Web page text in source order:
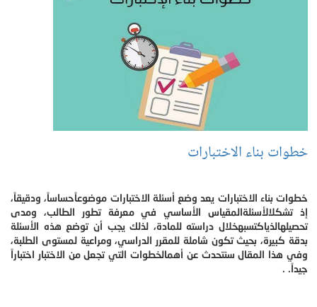
خطوات بناء الاختبارات
خطوات بناء الاختبارات يعد وضع أسئلة الاختبارات موضوعاًحساساً، ودقيقاً،
إذ تشكلالأسئلةالمقياس الأساسي في معرفة تطور الطالب، ومدى
تحصيلهالذياكتسبهخلال دراسته للمادة، لذلك يجب أن توضع هذه الأسئلة
بدقة كبيرة، بحيث تكون شاملة للمقرر الدراسي، ومراعية لمستوى الطلبة،
وفي هذا المقال سنتحدث عن أهمالخطوات التي تجعل من الاختبار اختباراً
جيداً. .